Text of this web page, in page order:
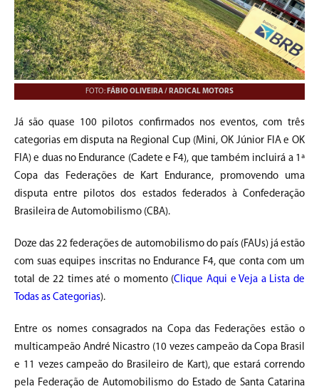
FOTO: FÁBIO OLIVEIRA / RADICAL MOTORS
Já são quase 100 pilotos confirmados nos eventos, com três
categorias em disputa na Regional Cup (Mini, OK Júnior FIA e OK
FIA) e duas no Endurance (Cadete e F4), que também incluirá a 1ª
Copa das Federações de Kart Endurance, promovendo uma
disputa entre pilotos dos estados federados à Confederação
Brasileira de Automobilismo (CBA).
Doze das 22 federações de automobilismo do país (FAUs) já estão
com suas equipes inscritas no Endurance F4, que conta com um
total de 22 times até o momento (Clique Aqui e Veja a Lista de
Todas as Categorias).
Entre os nomes consagrados na Copa das Federações estão o
multicampeão André Nicastro (10 vezes campeão da Copa Brasil
e 11 vezes campeão do Brasileiro de Kart), que estará correndo
pela Federação de Automobilismo do Estado de Santa Catarina